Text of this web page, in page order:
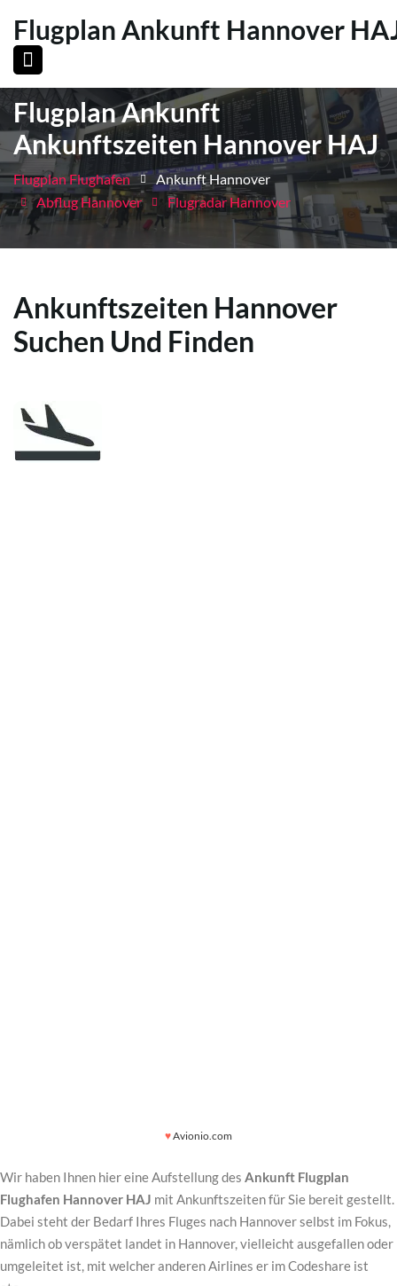
Flugplan Ankunft Hannover
Flugplan Ankunft
Ankunftszeiten Hannover HAJ
Flugplan Flughafen
Ankunft Hannover
Abflug Hannover
Flugradar Hannover
Ankunftszeiten Hannover
Suchen Und Finden
♥Avionio.com
Wir haben Ihnen hier eine Aufstellung des Ankunft Flugplan
Flughafen Hannover HAJ mit Ankunftszeiten für Sie bereit gestellt.
Dabei steht der Bedarf Ihres Fluges nach Hannover selbst im Fokus,
nämlich ob verspätet landet in Hannover, vielleicht ausgefallen oder
umgeleitet ist, mit welcher anderen Airlines er im Codeshare ist